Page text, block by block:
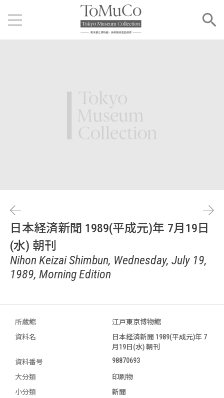
日本経済新聞 1989(平成元)年 7月19日
(水) 朝刊
Nihon Keizai Shimbun, Wednesday, July 19,
1989, Morning Edition
所蔵館
江戸東京博物館
資料名
日本経済新聞 1989(平成元)年 7
月19日(水) 朝刊
資料番号
98870693
大分類
印刷物
小分類
新聞